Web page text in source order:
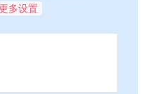
多设置